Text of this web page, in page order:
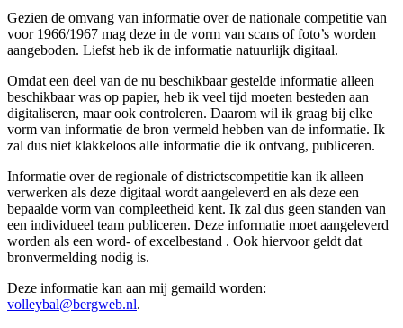
Gezien de omvang van informatie over de nationale competitie van
voor 1966/1967 mag deze in de vorm van scans of foto’s worden
aangeboden. Liefst heb ik de informatie natuurlijk digitaal.
Omdat een deel van de nu beschikbaar gestelde informatie alleen
beschikbaar was op papier, heb ik veel tijd moeten besteden aan
digitaliseren, maar ook controleren. Daarom wil ik graag bij elke
vorm van informatie de bron vermeld hebben van de informatie. Ik
zal dus niet klakkeloos alle informatie die ik ontvang, publiceren.
Informatie over de regionale of districtscompetitie kan ik alleen
verwerken als deze digitaal wordt aangeleverd en als deze een
bepaalde vorm van compleetheid kent. Ik zal dus geen standen van
een individueel team publiceren. Deze informatie moet aangeleverd
worden als een word- of excelbestand . Ook hiervoor geldt dat
bronvermelding nodig is.
Deze informatie kan aan mij gemaild worden:
volleybal@bergweb.nl.